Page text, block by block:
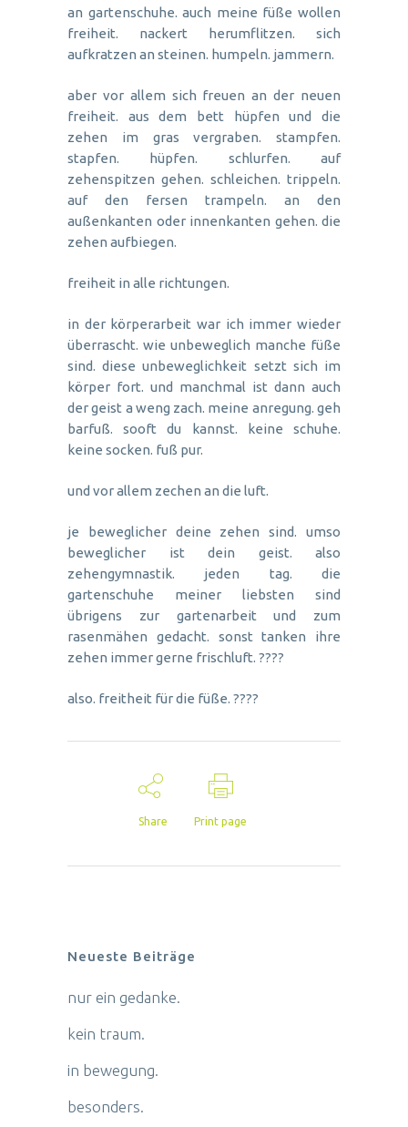
an gartenschuhe. auch meine füße wollen
freiheit. nackert herumflitzen. sich
aufkratzen an steinen. humpeln. jammern.
aber vor allem sich freuen an der neuen
freiheit. aus dem bett hüpfen und die
zehen im gras vergraben. stampfen.
stapfen. hüpfen. schlurfen. auf
zehenspitzen gehen. schleichen. trippeln.
auf den fersen trampeln. an den
außenkanten oder innenkanten gehen. die
zehen aufbiegen.
freiheit in alle richtungen.
in der körperarbeit war ich immer wieder
überrascht. wie unbeweglich manche füße
sind. diese unbeweglichkeit setzt sich im
körper fort. und manchmal ist dann auch
der geist a weng zach. meine anregung. geh
barfuß. sooft du kannst. keine schuhe.
keine socken. fuß pur.
und vor allem zechen an die luft.
je beweglicher deine zehen sind. umso
beweglicher ist dein geist. also
zehengymnastik. jeden tag. die
gartenschuhe meiner liebsten sind
übrigens zur gartenarbeit und zum
rasenmähen gedacht. sonst tanken ihre
zehen immer gerne frischluft. ????
also. freitheit für die füße. ????
Share Print page
Neueste Beiträge
nur ein gedanke.
kein traum.
in bewegung.
besonders.